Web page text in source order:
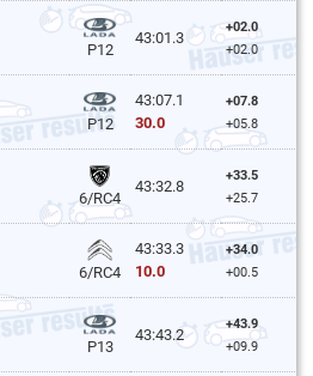
P12
43:01.3
+02.0
+02.0
P12
43:07.1
30.0
+07.8
+05.8
6/RC4
43:32.8
+33.5
+25.7
6/RC4
43:33.3
10.0
+34.0
+00.5
P13
43:43.2
+43.9
+09.9